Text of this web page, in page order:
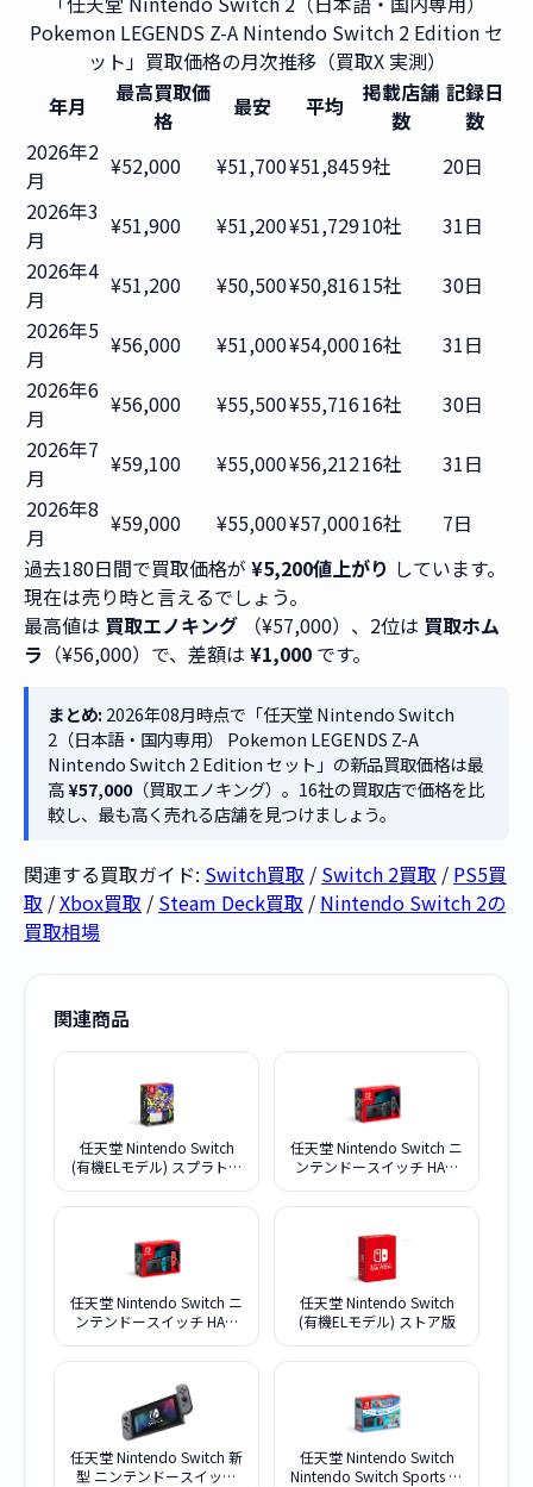
Pokemon LEGENDS Z-A Nintendo Switch 2 Edition セ
ット」買取価格の月次推移（買取X 実測）
年月
最高買取価
格
最安 平均
掲載店舗
数
記録日
数
2026年2
月
¥52,000 ¥51,700¥51,8459社
20日
2026年3
月
¥51,900 ¥51,200¥51,72910社
31日
2026年4
月
¥51,200 ¥50,500¥50,81615社
30日
2026年5
月
¥56,000 ¥51,000¥54,00016社
31日
2026年6
月
¥56,000 ¥55,500¥55,71616社
30日
2026年7
月
¥59,100 ¥55,000¥56,21216社
31日
2026年8
月
¥59,000 ¥55,000¥57,00016社
7日
過去180日間で買取価格が ¥5,200値上がり しています。
現在は売り時と言えるでしょう。
最高値は 買取エノキング （¥57,000）、2位は 買取ホム
ラ （¥56,000）で、差額は ¥1,000 です。
まとめ:2026年08月時点で「任天堂 Nintendo Switch
2（日本語・国内専用） Pokemon LEGENDS Z-A
Nintendo Switch 2 Edition セット」の新品買取価格は最
高¥57,000（買取エノキング）。16社の買取店で価格を比
較し、最も高く売れる店舗を見つけましょう。
関連する買取ガイド: Switch買取 / Switch 2買取 / PS5買
取 /Xbox買取 / Steam Deck買取 / Nintendo Switch 2の
買取相場
関連商品
任天堂 Nintendo Switch
(有機ELモデル) スプラトゥ
任天堂 Nintendo Switch ニ
ンテンドースイッチ HAD-
新モデル版
任天堂 Nintendo Switch ニ
ンテンドースイッチ HAD-
ネオンレッド] 2022年新モ
任天堂 Nintendo Switch
(有機ELモデル) ストア版
任天堂 Nintendo Switch 新
型 ニンテンドースイッチ
任天堂 Nintendo Switch
Nintendo Switch Sports セ